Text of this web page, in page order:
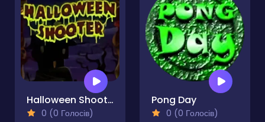
Halloween Shooter
0 (0 Голосів)
Pong Day
0 (0 Голосів)